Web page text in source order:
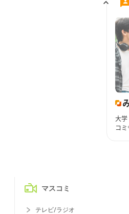
大
コ
マスコミ
テレビ/ラジオ